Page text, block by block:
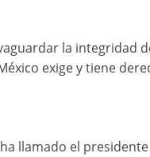
la integridad
exige y tiene
llamado el